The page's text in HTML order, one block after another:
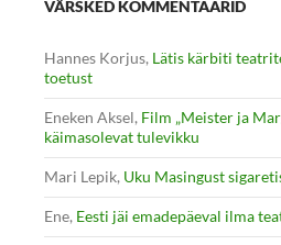
VÄRSKED KOMMENTAARID
Hannes Korjus, Lätis kärbiti
toetust
Eneken Aksel, Film „Meister ja
käimasolevat tulevikku
Mari Lepik, Uku Masingust
Ene, Eesti jäi emadepäeval ilma